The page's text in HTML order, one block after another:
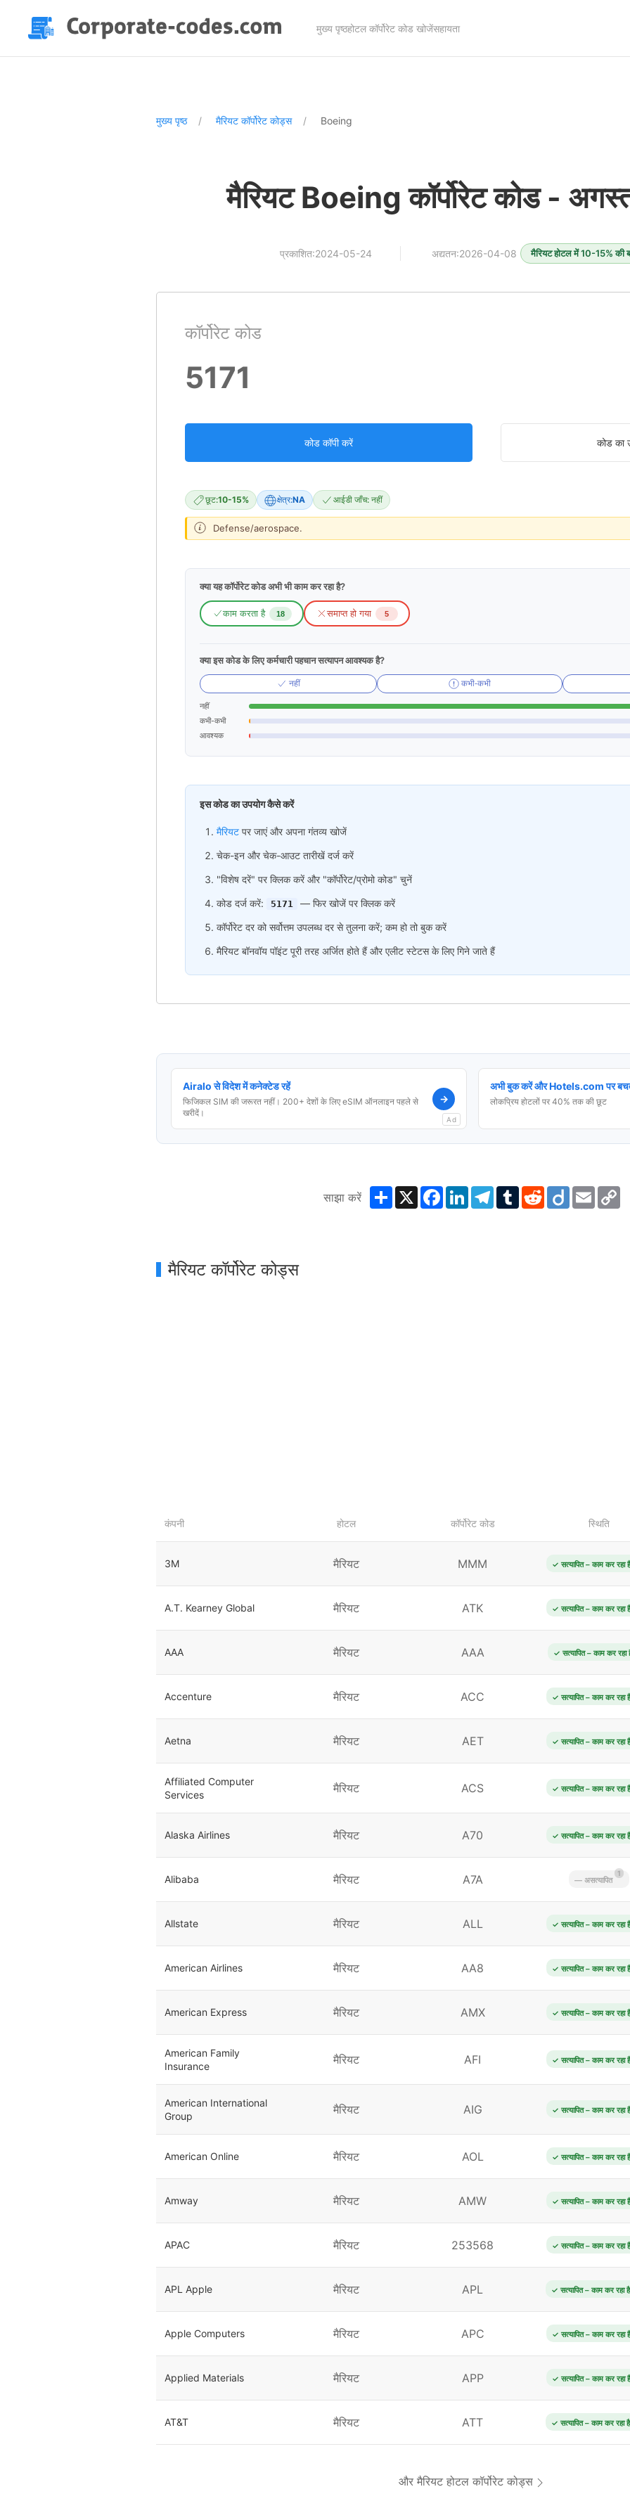
मुख्य पृष्ठहोटल कॉर्पोरेट कोड खोजेंसहायता
मुख्य पृष्ठ मैरियट कॉर्पोरेट कोड्स Boeing
मैरियट Boeing कॉर्पोरेट कोड -
प्रकाशित:2024-05-24 अद्यतन:2026-04-08 मैरियट होटल में 10-15% की
कॉर्पोरेट कोड
5171
कोड कॉपी करें कोड का
छूट:10-15% क्षेत्र:NA आईडी जाँच: नहीं
Defense/aerospace.
क्या यह कॉर्पोरेट कोड अभी भी काम कर रहा है?
काम करता है 18 समाप्त हो गया 5
क्या इस कोड के लिए कर्मचारी पहचान सत्यापन आवश्यक है?
नहीं कभी-कभी
नहीं
कभी-कभी
आवश्यक
इस कोड का उपयोग कैसे करें
मैरियट पर जाएं और अपना गंतव्य खोजें
चेक-इन और चेक-आउट तारीखें दर्ज करें
"विशेष दरें" पर क्लिक करें और "कॉर्पोरेट/प्रोमो कोड" चुनें
कोड दर्ज करें:
5171
— फिर खोजें पर क्लिक करें
कॉर्पोरेट दर को सर्वोत्तम उपलब्ध दर से तुलना करें; कम हो तो बुक करें
मैरियट बॉनवॉय पॉइंट पूरी तरह अर्जित होते हैं और एलीट स्टेटस के लिए गिने जाते हैं
Airalo से विदेश में कनेक्टेड रहें
फिजिकल SIM की जरूरत नहीं। 200+ देशों के लिए eSIM ऑनलाइन पहले से
खरीदें।
→
Ad
अभी बुक करें और Hotels.com पर
लोकप्रिय होटलों पर 40% तक की छूट
साझा करें ShareX Facebook
LinkedInTelegram
TumblrRedditDiigo Email
मैरियट कॉर्पोरेट कोड्स
कंपनी होटल कॉर्पोरेट कोड स्थिति
3M मैरियट MMM ✓ सत्यापित – काम कर रहा है
A.T. Kearney Global मैरियट ATK ✓ सत्यापित – काम कर रहा है
AAA मैरियट AAA ✓ सत्यापित – काम कर रहा
Accenture मैरियट ACC ✓ सत्यापित – काम कर रहा है
Aetna मैरियट AET ✓ सत्यापित – काम कर रहा है
Affiliated Computer
Services
मैरियट ACS ✓ सत्यापित – काम कर रहा है
Alaska Airlines मैरियट A70 ✓ सत्यापित – काम कर रहा है
Alibaba मैरियट A7A — असत्यापित
1
Allstate मैरियट ALL ✓ सत्यापित – काम कर रहा है
American Airlines मैरियट AA8 ✓ सत्यापित – काम कर रहा है
American Express मैरियट AMX ✓ सत्यापित – काम कर रहा है
American Family
Insurance
मैरियट AFI ✓ सत्यापित – काम कर रहा है
American International
Group
मैरियट AIG ✓ सत्यापित – काम कर रहा है
American Online मैरियट AOL ✓ सत्यापित – काम कर रहा है
Amway मैरियट AMW ✓ सत्यापित – काम कर रहा है
APAC मैरियट 253568 ✓ सत्यापित – काम कर रहा है
APL Apple मैरियट APL ✓ सत्यापित – काम कर रहा है
Apple Computers मैरियट APC ✓ सत्यापित – काम कर रहा है
Applied Materials मैरियट APP ✓ सत्यापित – काम कर रहा है
AT&T मैरियट ATT ✓ सत्यापित – काम कर रहा है
और मैरियट होटल कॉर्पोरेट कोड्स